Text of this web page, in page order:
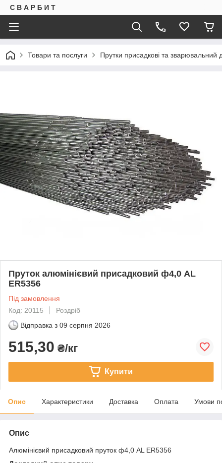
С В А Р Б И Т
Товари та послуги Прутки присадкові та зварювальний
Пруток алюмінієвий присадковий ф4,0 AL
ER5356
Під замовлення
Код: 20115
Роздріб
Відправка з 09 серпня 2026
515,30 ₴/кг
Купити
Опис Характеристики Доставка Оплата Умови
Опис
Алюмінієвий присадковий пруток ф4,0 AL ER5356